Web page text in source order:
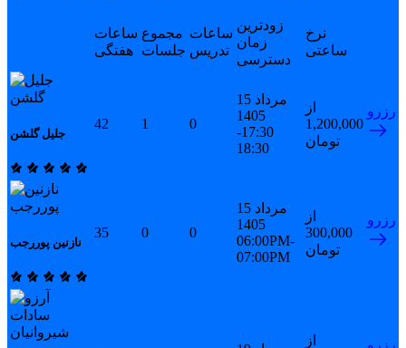
ساعات
هفتگی
مجموع
جلسات
ساعات
تدریس
زودترین
زمان
دسترسی
نرخ
ساعتی
جلیل گلشن
42 1 0
15 مرداد
1405
17:30-
18:30
از
1,200,000
تومان
رزرو
نازنین پوررجب
35 0 0
15 مرداد
1405
06:00PM-
07:00PM
از
300,000
تومان
رزرو
از